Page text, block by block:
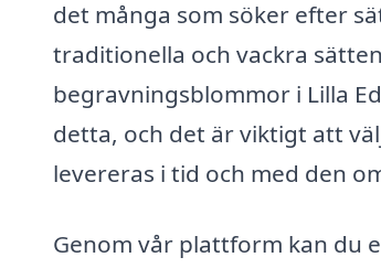
det många som söker efter
traditionella och vackra
begravningsblommor i Lilla
detta, och det är viktigt att
levereras i tid och med den
Genom vår plattform kan du